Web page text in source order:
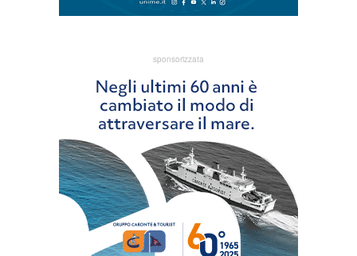
sponsorizzata